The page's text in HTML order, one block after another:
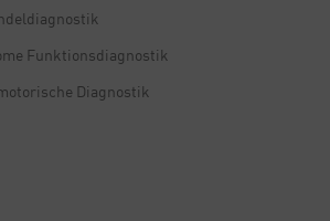
Funktionsdiagnostik
Diagnostik